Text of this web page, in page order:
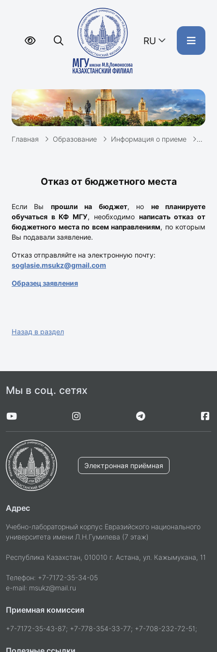
RU
Главная Образование Информация о приеме
Отказ от бюджетного места
Если Вы прошли на бюджет, но не планируете
обучаться в КФ МГУ, необходимо написать отказ от
бюджетного места по всем направлениям, по которым
Вы подавали заявление.
Отказ отправляйте на электронную почту:
soglasie.msukz@gmail.com
Образец заявления
Назад в раздел
Мы в соц. сетях
Электронная приёмная
Адрес
Учебно-лабораторный корпус Евразийского национального
университета имени Л.Н.Гумилева (7 этаж)
Республика Казахстан, 010010 г. Астана, ул. Кажымукана, 11
Телефон: +7-7172-35-34-05
e-mail: msukz@mail.ru
Приемная комиссия
+7-7172-35-43-87; +7-778-354-33-77; +7-708-232-72-51;